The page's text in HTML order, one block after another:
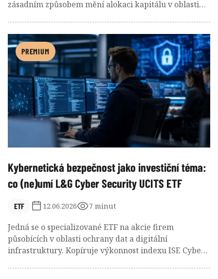
zásadním způsobem mění alokaci kapitálu v oblasti
tradičních mediálních domů směrem k nezávislým
tvůrcům, mezi nimiž tvoří specifickou a vysoce
ziskovou skupinu rodinné profily.
PREMIUM
Kybernetická bezpečnost jako investiční téma:
co (ne)umí L&G Cyber Security UCITS ETF
ETF 12.06.2026 7 minut
Jedná se o specializované ETF na akcie firem
působících v oblasti ochrany dat a digitální
infrastruktury. Kopíruje výkonnost indexu ISE Cyber